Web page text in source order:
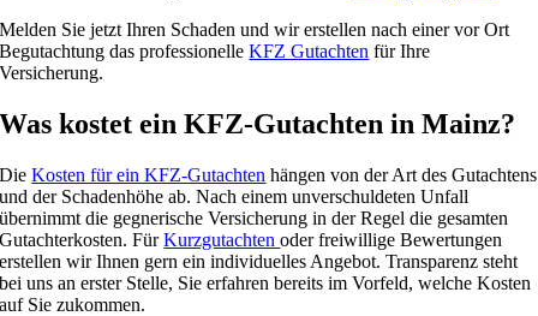
Melden Sie jetzt Ihren Schaden und wir erstellen nach einer vor Ort
Begutachtung das professionelleKFZ Gutachten für Ihre
Versicherung.
Was kostet ein KFZ-Gutachten in Mainz?
DieKosten für ein KFZ-Gutachten hängen von der Art des Gutachtens
und der Schadenhöhe ab. Nach einem unverschuldeten Unfall
übernimmt die gegnerische Versicherung in der Regel die gesamten
Gutachterkosten. FürKurzgutachtenoder freiwillige Bewertungen
erstellen wir Ihnen gern ein individuelles Angebot. Transparenz steht
bei uns an erster Stelle, Sie erfahren bereits im Vorfeld, welche Kosten
auf Sie zukommen.